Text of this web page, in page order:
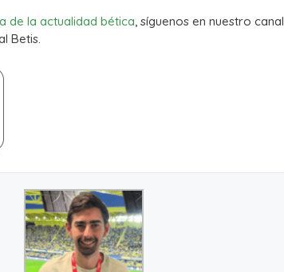
de la actualidad bética, síguenos en nuestro
Betis.